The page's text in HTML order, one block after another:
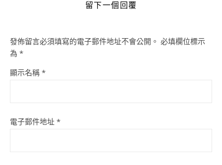
留下一個回覆
發佈留言必須填寫的電子郵件地址不會公開。 必填欄位標示
為 *
顯示名稱 *
電子郵件地址 *